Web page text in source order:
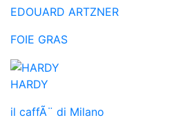
EDOUARD ARTZNER
FOIE GRAS
HARDY
il caffÃ¨ di Milano